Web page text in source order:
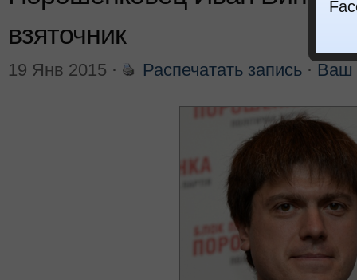
взяточник
19 Янв 2015 ⋅ Распечатать запись ⋅ Ваш